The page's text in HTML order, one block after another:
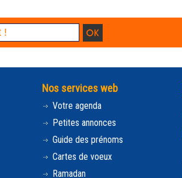
Nos services web
Votre agenda
Petites annonces
Guide des prénoms
Cartes de voeux
Ramadan